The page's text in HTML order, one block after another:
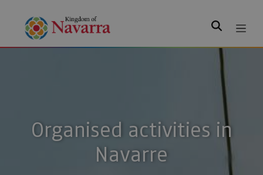
Search
Organised activities in
Navarre